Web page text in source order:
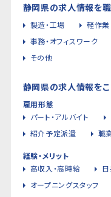
静岡県の求人情報を
製造・工場 軽作業
事務・オフィスワーク
その他
静岡県の求人情報を
雇用形態
パート・アルバイト
紹介予定派遣
職
経験・メリット
高収入・高時給
オープニングスタッフ